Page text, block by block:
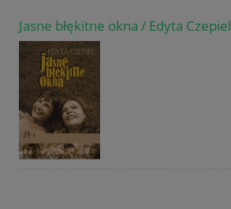
Jasne błękitne okna / Edyta Czepiel